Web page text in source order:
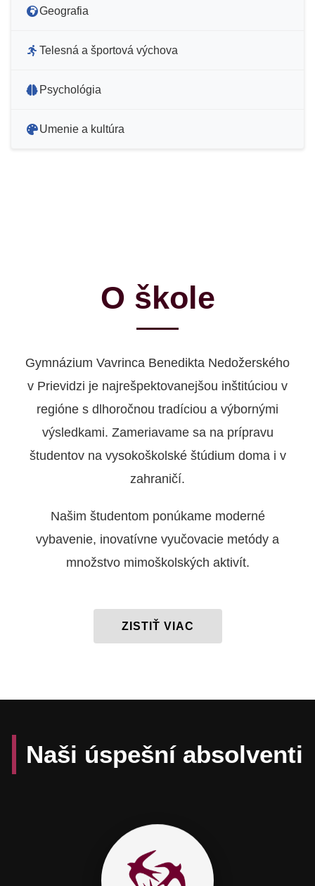
Geografia
Telesná a športová výchova
Psychológia
Umenie a kultúra
O škole
Gymnázium Vavrinca Benedikta Nedožerského
v Prievidzi je najrešpektovanejšou inštitúciou v
regióne s dlhoročnou tradíciou a výbornými
výsledkami. Zameriavame sa na prípravu
študentov na vysokoškolské štúdium doma i v
zahraničí.
Našim študentom ponúkame moderné
vybavenie, inovatívne vyučovacie metódy a
množstvo mimoškolských aktivít.
ZISTIŤ VIAC
Naši úspešní absolventi